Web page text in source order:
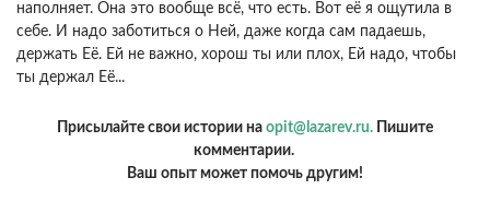
наполняет. Она это вообще всё, что есть. Вот её я ощутила в
себе. И надо заботиться о Ней, даже когда сам падаешь,
держать Её. Ей не важно, хорош ты или плох, Ей надо, чтобы
ты держал Её...
Присылайте свои истории на opit@lazarev.ru. Пишите
комментарии.
Ваш опыт может помочь другим!